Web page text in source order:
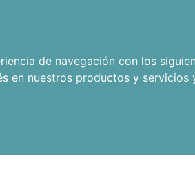
de navegación con los
en nuestros productos y